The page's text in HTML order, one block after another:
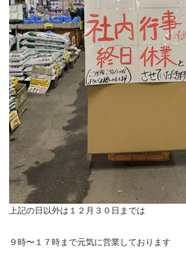
上記の日以外は１２月３０日までは
９時〜１７時まで元気に営業しております